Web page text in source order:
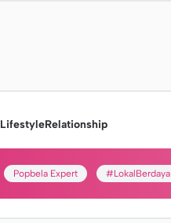
LifestyleRelationship
Popbela Expert #LokalBerdaya